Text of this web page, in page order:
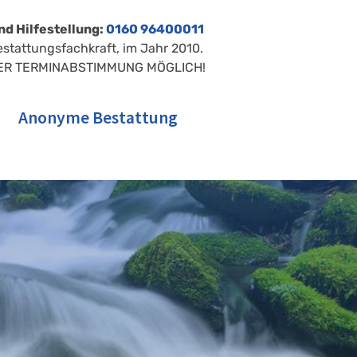
Hilfestellung: 0160 96400011
im Jahr 2010.
TERMINABSTIMMUNG MÖGLICH!
Anonyme Bestattung